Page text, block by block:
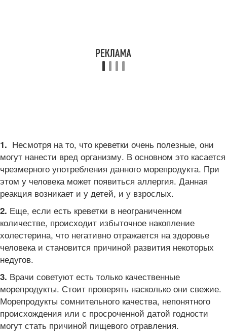
1. Несмотря на то, что креветки очень полезные, они
могут нанести вред организму. В основном это касается
чрезмерного употребления данного морепродукта. При
этом у человека может появиться аллергия. Данная
реакция возникает и у детей, и у взрослых.
2. Еще, если есть креветки в неограниченном
количестве, происходит избыточное накопление
холестерина, что негативно отражается на здоровье
человека и становится причиной развития некоторых
недугов.
3. Врачи советуют есть только качественные
морепродукты. Стоит проверять насколько они свежие.
Морепродукты сомнительного качества, непонятного
происхождения или с просроченной датой годности
могут стать причиной пищевого отравления.